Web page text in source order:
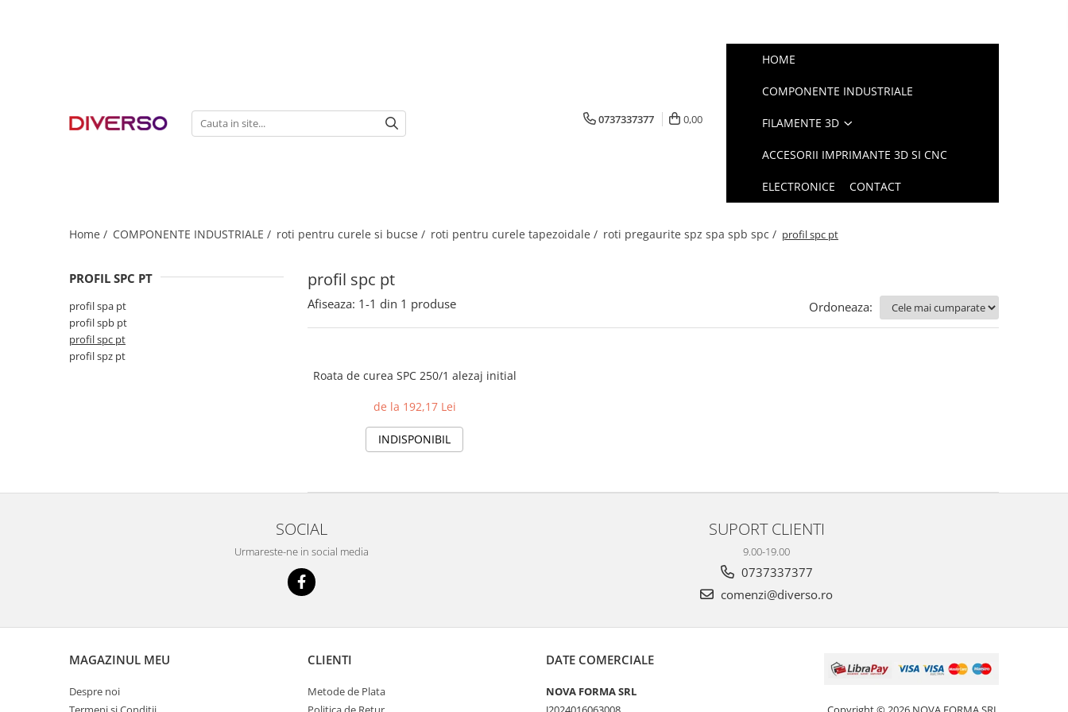
MULTIMATERIAL
0737337377 0,00
HOME
COMPONENTE INDUSTRIALE
FILAMENTE 3D
ACCESORII IMPRIMANTE 3D SI CNC
ELECTRONICE CONTACT
Home / COMPONENTE INDUSTRIALE / roti pentru curele si bucse / roti pentru curele tapezoidale / roti pregaurite spz spa spb spc / profil spc pt
profil spc pt
PROFIL SPC PT
profil spa pt
profil spb pt
profil spc pt
profil spz pt
Afiseaza: 1-1 din 1 produse Ordoneaza:
Roata de curea SPC 250/1 alezaj initial
de la 192,17 Lei
INDISPONIBIL
SOCIAL
Urmareste-ne in social media
SUPORT CLIENTI
9.00-19.00
0737337377
comenzi@diverso.ro
MAGAZINUL MEU
Despre noi
CLIENTI
Metode de Plata
DATE COMERCIALE
NOVA FORMA SRL